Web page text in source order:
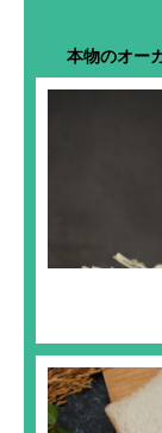
本物のオー